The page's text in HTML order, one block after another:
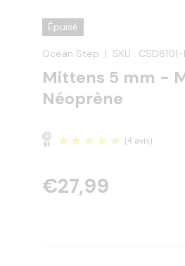
Épuisé
Ocean Step | SKU :
Mittens 5 mm -
Néoprène
€27,99